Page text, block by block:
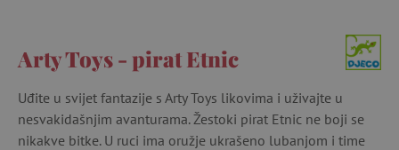
Arty Toys - pirat Etnic
Uđite u svijet fantazije s Arty Toys likovima i uživajte u
nesvakidašnjim avanturama. Žestoki pirat Etnic ne boji se
nikakve bitke. U ruci ima oružje ukrašeno lubanjom i time